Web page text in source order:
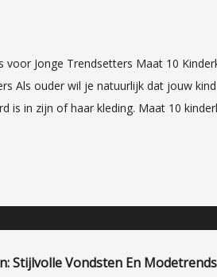
Jonge Trendsetters Maat 10
Als ouder wil je natuurlijk dat jouw
is in zijn of haar kleding. Maat 10
Stijlvolle Vondsten En Modetrends